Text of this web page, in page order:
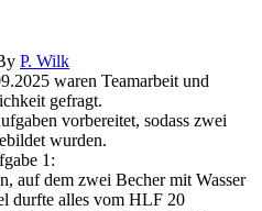
P. Wilk
waren Teamarbeit und
gefragt.
vorbereitet, sodass zwei
wurden.
1:
auf dem zwei Becher mit Wasser
durfte alles vom HLF 20